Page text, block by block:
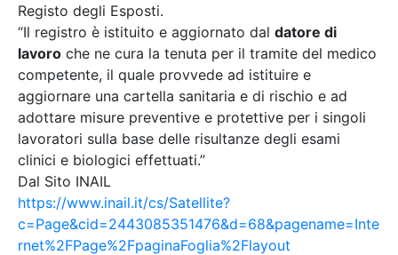
Registo degli Esposti.
“Il registro è istituito e aggiornato dal datore di
lavoro che ne cura la tenuta per il tramite del medico
competente, il quale provvede ad istituire e
aggiornare una cartella sanitaria e di rischio e ad
adottare misure preventive e protettive per i singoli
lavoratori sulla base delle risultanze degli esami
clinici e biologici effettuati.”
Dal Sito INAIL
https://www.inail.it/cs/Satellite?
c=Page&cid=2443085351476&d=68&pagename=Inte
rnet%2FPage%2FpaginaFoglia%2Flayout